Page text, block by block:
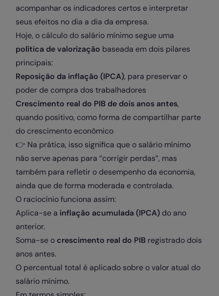
acompanhar os indicadores certos e interpretar
seus efeitos no dia a dia da empresa.
Hoje, o cálculo do salário mínimo segue uma
política de valorização baseada em dois pilares
principais:
Reposição da inflação (IPCA), para preservar o
poder de compra dos trabalhadores
Crescimento real do PIB de dois anos antes,
quando positivo, como forma de compartilhar parte
do crescimento econômico
👉 Na prática, isso significa que o salário mínimo
não serve apenas para “corrigir perdas”, mas
também para refletir o desempenho da economia,
ainda que de forma moderada e controlada.
O raciocínio funciona assim:
Aplica-se a inflação acumulada (IPCA) do ano
anterior.
Soma-se o crescimento real do PIB registrado dois
anos antes.
O percentual total é aplicado sobre o valor atual do
salário mínimo.